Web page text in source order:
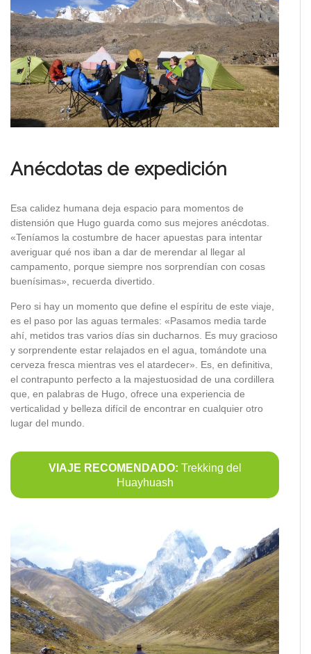
Anécdotas de expedición
Esa calidez humana deja espacio para momentos de
distensión que Hugo guarda como sus mejores anécdotas.
«Teníamos la costumbre de hacer apuestas para intentar
averiguar qué nos iban a dar de merendar al llegar al
campamento, porque siempre nos sorprendían con cosas
buenísimas», recuerda divertido.
Pero si hay un momento que define el espíritu de este viaje,
es el paso por las aguas termales: «Pasamos media tarde
ahí, metidos tras varios días sin ducharnos. Es muy gracioso
y sorprendente estar relajados en el agua, tomándote una
cerveza fresca mientras ves el atardecer». Es, en definitiva,
el contrapunto perfecto a la majestuosidad de una cordillera
que, en palabras de Hugo, ofrece una experiencia de
verticalidad y belleza difícil de encontrar en cualquier otro
lugar del mundo.
VIAJE RECOMENDADO: Trekking del
Huayhuash